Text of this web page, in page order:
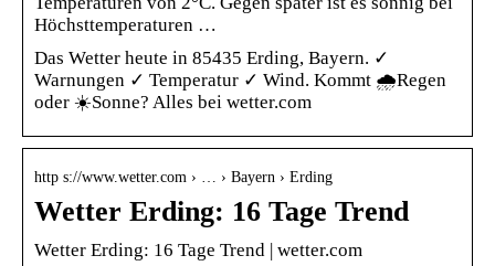
Höchsttemperaturen …
Das Wetter heute in 85435 Erding, Bayern. ✓
Warnungen ✓ Temperatur ✓ Wind. Kommt 🌧️Regen
oder ☀️Sonne? Alles bei wetter.com
http s://www.wetter.com › … › Bayern › Erding
Wetter Erding: 16 Tage Trend
Wetter Erding: 16 Tage Trend | wetter.com